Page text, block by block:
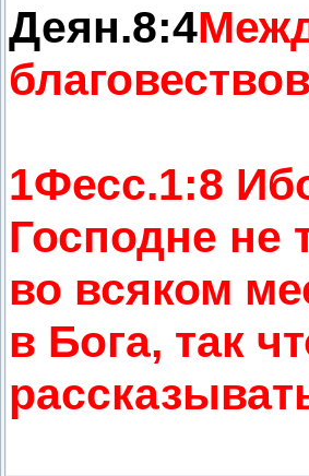
Деян.8:4
1Фесс.1:8
Господне не
во всяком
в Бога, так